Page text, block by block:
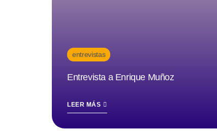
entrevistas
Entrevista a Enrique Muñoz
LEER MÁS